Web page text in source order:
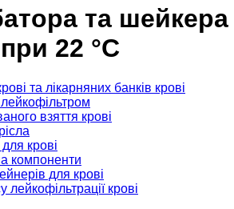
та
22 °C
та лікарняних банків крові
взяття крові
крові
компоненти
для крові
крові